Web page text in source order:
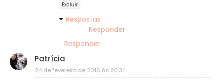
Excluir
Respostas
Responder
Responder
Patrícia
24 de fevereiro de 2016 às 20:34